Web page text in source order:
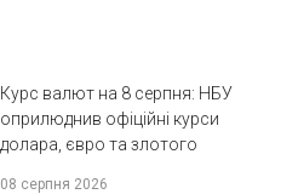
Курс валют на 8 серпня: НБУ
оприлюднив офіційні курси
долара, євро та злотого
08 серпня 2026